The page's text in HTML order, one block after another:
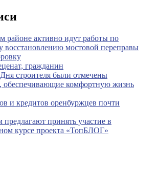
районе активно идут работы по
восстановлению мостовой переправы
гражданин
строителя были отмечены
обеспечивающие комфортную жизнь
и кредитов оренбуржцев почти
принять участие в
курсе проекта «ТопБЛОГ»